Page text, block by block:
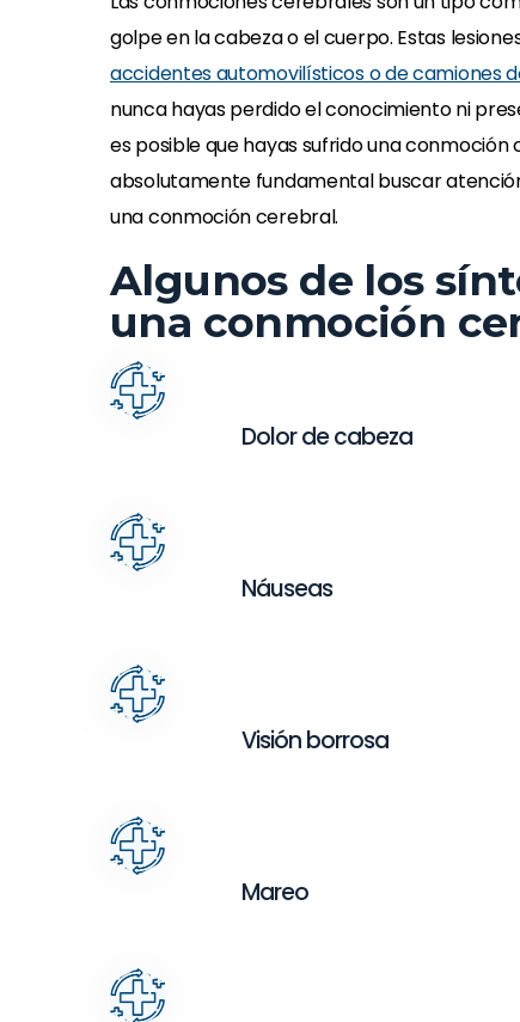
golpe en la cabeza o el cuerpo. Estas
accidentes automovilísticos o de camiones
nunca hayas perdido el conocimiento ni
es posible que hayas sufrido una
absolutamente fundamental buscar
una conmoción cerebral.
Algunos de los
una conmoción
Dolor de cabeza
Náuseas
Visión borrosa
Mareo